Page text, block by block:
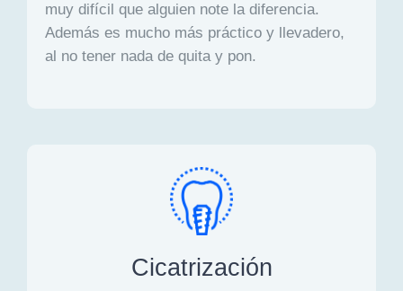
muy difícil que alguien note la diferencia.
Además es mucho más práctico y llevadero,
al no tener nada de quita y pon.
Cicatrización